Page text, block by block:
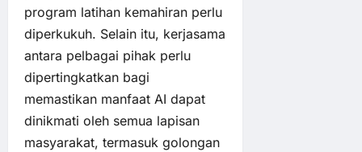
program latihan kemahiran perlu
diperkukuh. Selain itu, kerjasama
antara pelbagai pihak perlu
dipertingkatkan bagi
memastikan manfaat AI dapat
dinikmati oleh semua lapisan
masyarakat, termasuk golongan